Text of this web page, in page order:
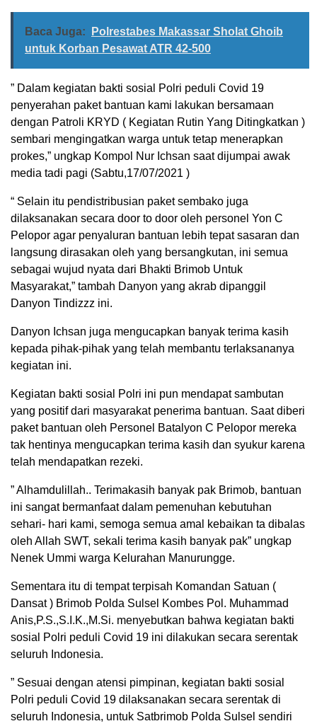
Baca Juga:
Polrestabes Makassar Sholat Ghoib
untuk Korban Pesawat ATR 42-500
” Dalam kegiatan bakti sosial Polri peduli Covid 19
penyerahan paket bantuan kami lakukan bersamaan
dengan Patroli KRYD ( Kegiatan Rutin Yang Ditingkatkan )
sembari mengingatkan warga untuk tetap menerapkan
prokes,” ungkap Kompol Nur Ichsan saat dijumpai awak
media tadi pagi (Sabtu,17/07/2021 )
“ Selain itu pendistribusian paket sembako juga
dilaksanakan secara door to door oleh personel Yon C
Pelopor agar penyaluran bantuan lebih tepat sasaran dan
langsung dirasakan oleh yang bersangkutan, ini semua
sebagai wujud nyata dari Bhakti Brimob Untuk
Masyarakat,” tambah Danyon yang akrab dipanggil
Danyon Tindizzz ini.
Danyon Ichsan juga mengucapkan banyak terima kasih
kepada pihak-pihak yang telah membantu terlaksananya
kegiatan ini.
Kegiatan bakti sosial Polri ini pun mendapat sambutan
yang positif dari masyarakat penerima bantuan. Saat diberi
paket bantuan oleh Personel Batalyon C Pelopor mereka
tak hentinya mengucapkan terima kasih dan syukur karena
telah mendapatkan rezeki.
” Alhamdulillah.. Terimakasih banyak pak Brimob, bantuan
ini sangat bermanfaat dalam pemenuhan kebutuhan
sehari- hari kami, semoga semua amal kebaikan ta dibalas
oleh Allah SWT, sekali terima kasih banyak pak” ungkap
Nenek Ummi warga Kelurahan Manurungge.
Sementara itu di tempat terpisah Komandan Satuan (
Dansat ) Brimob Polda Sulsel Kombes Pol. Muhammad
Anis,P.S.,S.I.K.,M.Si. menyebutkan bahwa kegiatan bakti
sosial Polri peduli Covid 19 ini dilakukan secara serentak
seluruh Indonesia.
” Sesuai dengan atensi pimpinan, kegiatan bakti sosial
Polri peduli Covid 19 dilaksanakan secara serentak di
seluruh Indonesia, untuk Satbrimob Polda Sulsel sendiri